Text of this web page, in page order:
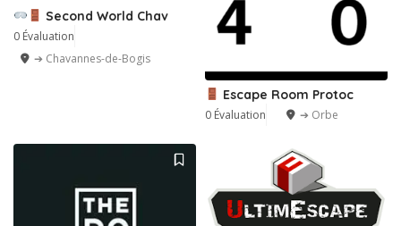
Second World Chav
0 Évaluation
➔ Chavannes-de-Bogis
Escape Room Protoc
0 Évaluation ➔ Orbe